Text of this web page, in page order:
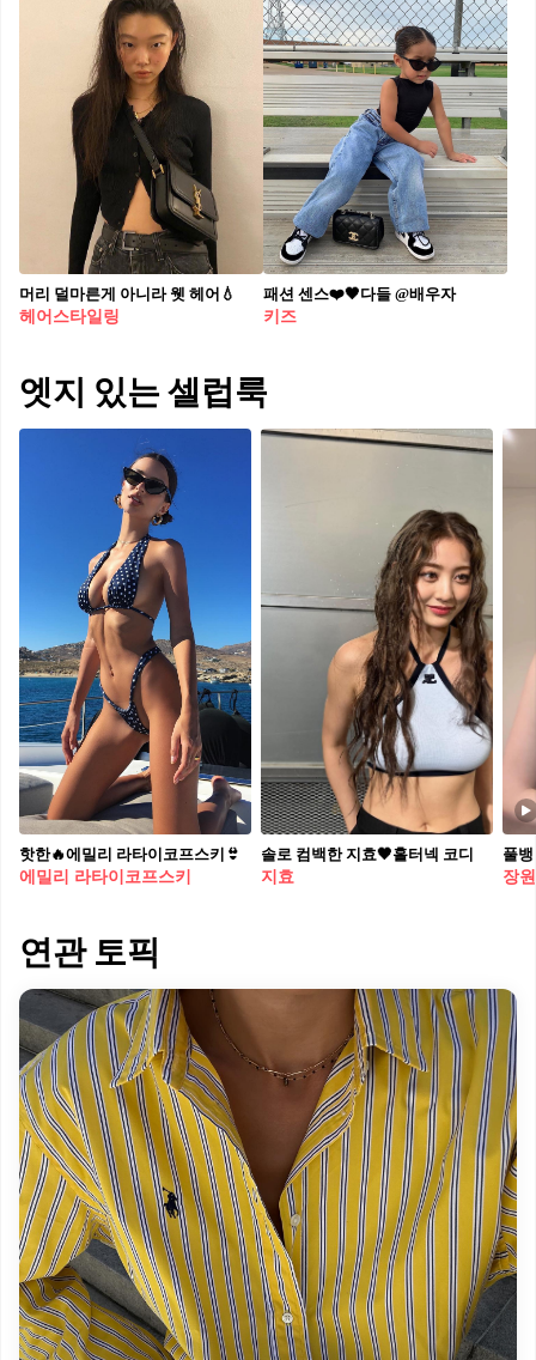
머리 덜마른게 아니라 웻 헤어💧
헤어스타일링
패션 센스❤️🖤다들 @배우자
키즈
엣지 있는 셀럽룩
핫한🔥에밀리 라타이코프스키👙​
에밀리 라타이코프스키
솔로 컴백한 지효🖤홀터넥 코디
지효
장
연관 토픽